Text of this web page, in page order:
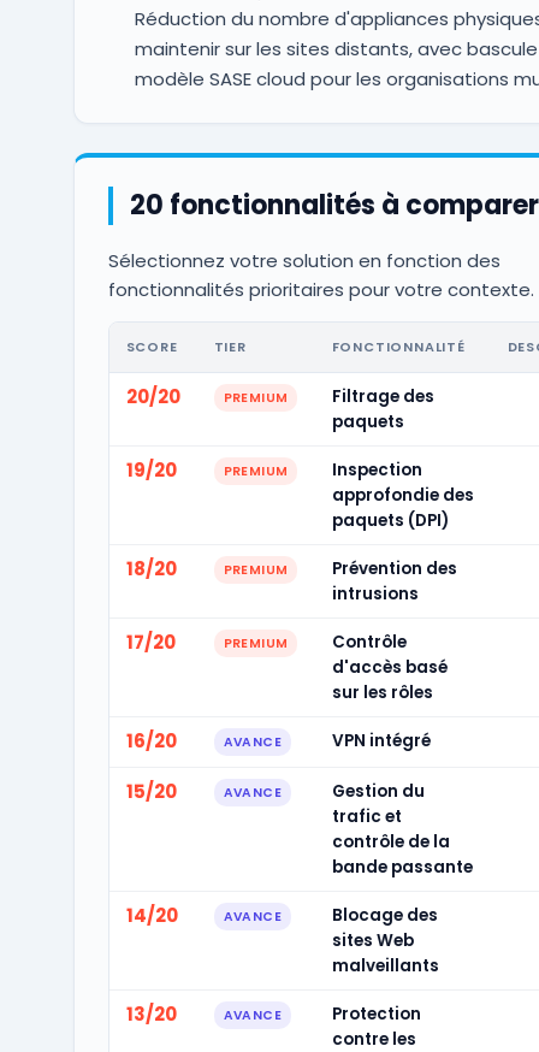
Réduction du nombre d'appliances
maintenir sur les sites distants, avec
modèle SASE cloud pour les organisations
20 fonctionnalités à comparer
Sélectionnez votre solution en fonction des
fonctionnalités prioritaires pour votre contexte.
SCORE TIER FONCTIONNALITÉ
20/20 PREMIUM
Filtrage des
paquets
19/20 PREMIUM
Inspection
approfondie des
paquets (DPI)
18/20 PREMIUM
Prévention des
intrusions
17/20 PREMIUM
Contrôle
d'accès basé
sur les rôles
16/20 AVANCE VPN intégré
15/20 AVANCE
Gestion du
trafic et
contrôle de la
bande passante
14/20 AVANCE
Blocage des
sites Web
malveillants
13/20 AVANCE
Protection
contre les